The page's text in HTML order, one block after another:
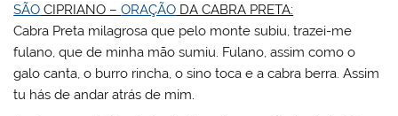
SÃO CIPRIANO –ORAÇÃO DA CABRA PRETA:
Cabra Preta milagrosa que pelo monte subiu, trazei-me
fulano, que de minha mão sumiu. Fulano, assim como o
galo canta, o burro rincha, o sino toca e a cabra berra. Assim
tu hás de andar atrás de mim.